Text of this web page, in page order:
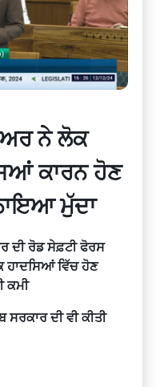
ਨੇ ਲੋਕ
ਕਾਰਨ ਹੋਣ
ਮੁੱਦਾ
ਦੀ ਰੋਡ ਸੇਫ਼ਟੀ ਫੋਰਸ
ਹਾਦਸਿਆਂ ਵਿੱਚ ਹੋਣ
ਕਮੀ
ਦੀ ਵੀ ਕੀਤੀ